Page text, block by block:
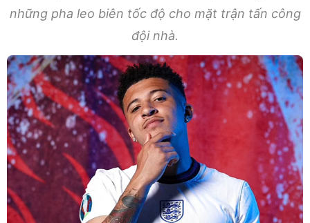
những pha leo biên tốc độ cho mặt trận tấn công
đội nhà.